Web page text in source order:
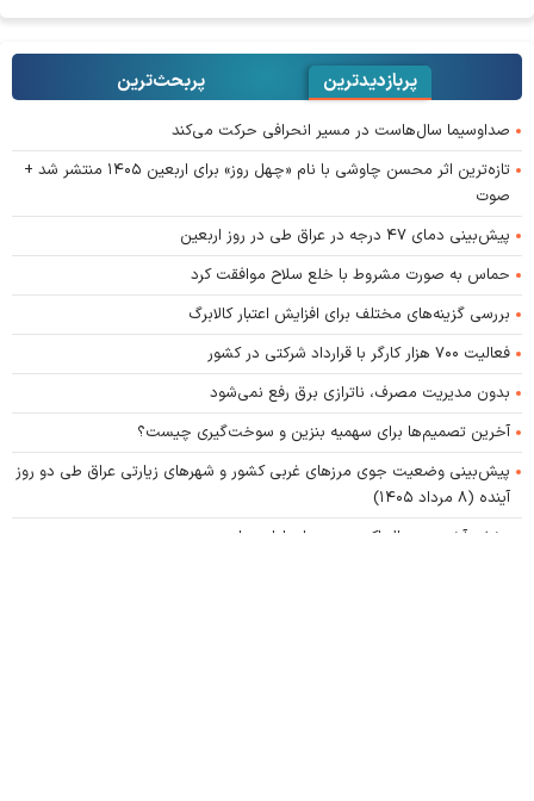
پربازدیدترین پربحث‌ترین‌
صداوسیما سال‌هاست در مسیر انحرافی حرکت می‌کند
تازه‌ترین اثر محسن چاوشی با نام «چهل روز» برای اربعین ۱۴۰۵ منتشر شد +
صوت
پیش‌بینی دمای ۴۷ درجه در عراق طی در روز اربعین
حماس به صورت مشروط با خلع سلاح موافقت کرد
بررسی گزینه‌های مختلف برای افزایش اعتبار کالابرگ
فعالیت ۷۰۰ هزار کارگر با قرارداد شرکتی در کشور
بدون مدیریت مصرف، ناترازی برق رفع نمی‌شود
آخرین تصمیم‌ها برای سهمیه بنزین و سوخت‌گیری چیست؟
پیش‌بینی وضعیت جوی مرز‌های غربی کشور و شهر‌های زیارتی عراق طی دو روز
آینده (۸ مرداد ۱۴۰۵)
پخش آخرین سریال اکبر عبدی برای اولین بار